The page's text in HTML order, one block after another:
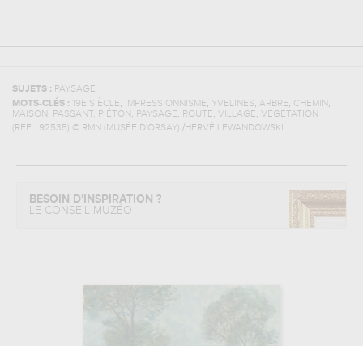
SUJETS : PAYSAGE
MOTS-CLÉS :
19E SIÈCLE, IMPRESSIONNISME, YVELINES, ARBRE, CHEMIN ,
MAISON , PASSANT, PIÉTON , PAYSAGE, ROUTE, VILLAGE, VÉGÉTATION
(REF : 92535) © RMN (MUSÉE D'ORSAY) /HERVÉ LEWANDOWSKI
BESOIN D'INSPIRATION ?
LE CONSEIL MUZÉO